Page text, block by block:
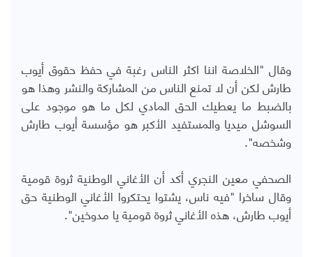
وقال "الخلاصة اننا اكثر الناس رغبة في حفظ حقوق أيوب
طارش لكن أن لا تمنع الناس من المشاركة والنشر وهذا هو
بالضبط ما يعطيك الحق المادي لكل ما هو موجود على
السوشل ميديا والمستفيد الأكبر هو مؤسسة أيوب طارش
وشخصه".
الصحفي معين النجري أكد أن الأغاني الوطنية ثروة قومية
وقال ساخرا "فيه ناس، يشتوا يحتكروا الأغاني الوطنية حق
أيوب طارش، هذه الأغاني ثروة قومية يا مدوخين".